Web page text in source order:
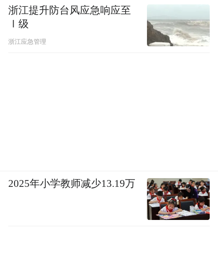
浙江提升防台风应急响应至
Ⅰ级
浙江应急管理
2025年小学教师减少13.19万